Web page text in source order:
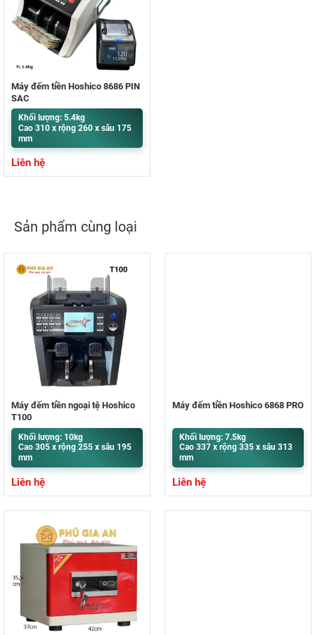
Máy đếm tiền Hoshico 8686 PIN
SẠC
Khối lượng: 5.4kg
Cao 310 x rộng 260 x sâu 175
mm
Liên hệ
Sản phẩm cùng loại
Máy đếm tiền ngoại tệ Hoshico
T100
Khối lượng: 10kg
Cao 305 x rộng 255 x sâu 195
mm
Liên hệ
Máy đếm tiền Hoshico 6868 PRO
Khối lượng: 7.5kg
Cao 337 x rộng 335 x sâu 313
mm
Liên hệ